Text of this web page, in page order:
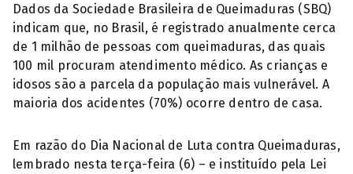
Dados da Sociedade Brasileira de Queimaduras (SBQ)
indicam que, no Brasil, é registrado anualmente cerca
de 1 milhão de pessoas com queimaduras, das quais
100 mil procuram atendimento médico. As crianças e
idosos são a parcela da população mais vulnerável. A
maioria dos acidentes (70%) ocorre dentro de casa.
Em razão do Dia Nacional de Luta contra Queimaduras,
lembrado nesta terça-feira (6) – e instituído pela Lei